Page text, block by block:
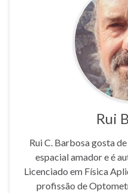
Rui
Rui C. Barbosa gosta
espacial amador e é
Licenciado em Física
profissão de